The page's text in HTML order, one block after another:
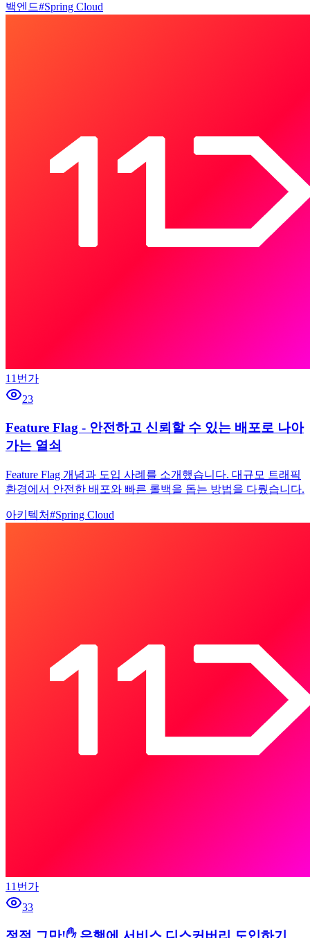
백엔드#Spring Cloud
11번가
23
Feature Flag - 안전하고 신뢰할 수 있는 배포로 나아
가는 열쇠
Feature Flag 개념과 도입 사례를 소개했습니다. 대규모 트래픽
환경에서 안전한 배포와 빠른 롤백을 돕는 방법을 다뤘습니다.
아키텍처#Spring Cloud
11번가
33